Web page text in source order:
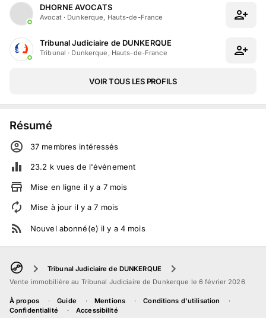
DHORNE AVOCATS
Avocat· Dunkerque, Hauts-de-France
Tribunal Judiciaire de DUNKERQUE
Tribunal · Dunkerque, Hauts-de-France
VOIR TOUS LES PROFILS
Résumé
37 membres intéressés
23.2 kvues de l'événement
Mise en ligne il y a 7 mois
Mise à jour il y a7 mois
Nouvel abonné(e) il y a 4 mois
Tribunal Judiciaire de DUNKERQUE
Vente immobilière au Tribunal Judiciaire de Dunkerque le 6 février 2026
À propos Guide Mentions
Conditions d'utilisation
Confidentialité
Accessibilité